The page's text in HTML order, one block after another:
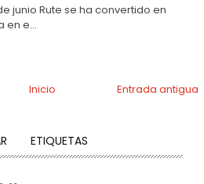
junio Rute se ha convertido en
en e...
Entrada antigua
Inicio
ETIQUETAS